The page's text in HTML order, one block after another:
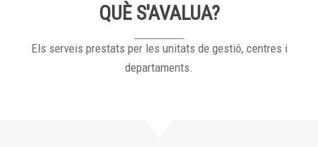
QUÈ S'AVALUA?
Els serveis prestats per les unitats de gestió, centres i
departaments.